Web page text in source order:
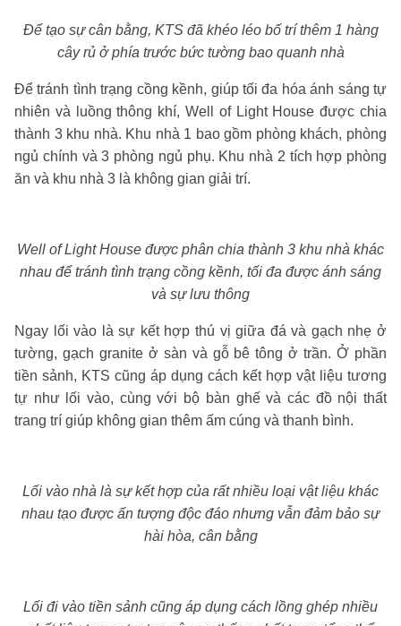
Để tạo sự cân bằng, KTS đã khéo léo bố trí thêm 1 hàng
cây rủ ở phía trước bức tường bao quanh nhà
Để tránh tình trạng cồng kềnh, giúp tối đa hóa ánh sáng tự
nhiên và luồng thông khí, Well of Light House được chia
thành 3 khu nhà. Khu nhà 1 bao gồm phòng khách, phòng
ngủ chính và 3 phòng ngủ phụ. Khu nhà 2 tích hợp phòng
ăn và khu nhà 3 là không gian giải trí.
Well of Light House được phân chia thành 3 khu nhà khác
nhau để tránh tình trạng cồng kềnh, tối đa được ánh sáng
và sự lưu thông
Ngay lối vào là sự kết hợp thú vị giữa đá và gạch nhẹ ở
tường, gạch granite ở sàn và gỗ bê tông ở trần. Ở phần
tiền sảnh, KTS cũng áp dụng cách kết hợp vật liệu tương
tự như lối vào, cùng với bộ bàn ghế và các đồ nội thất
trang trí giúp không gian thêm ấm cúng và thanh bình.
Lối vào nhà là sự kết hợp của rất nhiều loại vật liệu khác
nhau tạo được ấn tượng độc đáo nhưng vẫn đảm bảo sự
hài hòa, cân bằng
Lối đi vào tiền sảnh cũng áp dụng cách lồng ghép nhiều